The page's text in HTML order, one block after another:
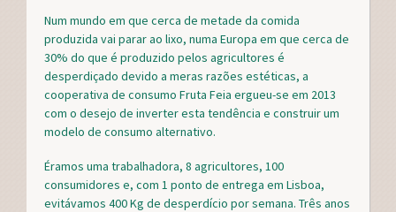
Num mundo em que cerca de metade da comida
produzida vai parar ao lixo, numa Europa em que cerca de
30% do que é produzido pelos agricultores é
desperdiçado devido a meras razões estéticas, a
cooperativa de consumo Fruta Feia ergueu-se em 2013
com o desejo de inverter esta tendência e construir um
modelo de consumo alternativo.
Éramos uma trabalhadora, 8 agricultores, 100
consumidores e, com 1 ponto de entrega em Lisboa,
evitávamos 400 Kg de desperdício por semana. Três anos